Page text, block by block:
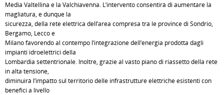
Media Valtellina e la Valchiavenna. L’intervento consentirà di aumentare la
magliatura, e dunque la
sicurezza, della rete elettrica dell’area compresa tra le province di Sondrio,
Bergamo, Lecco e
Milano favorendo al contempo l’integrazione dell’energia prodotta dagli
impianti idroelettrici della
Lombardia settentrionale. Inoltre, grazie al vasto piano di riassetto della rete
in alta tensione,
diminuirà l’impatto sul territorio delle infrastrutture elettriche esistenti con
benefici a livello